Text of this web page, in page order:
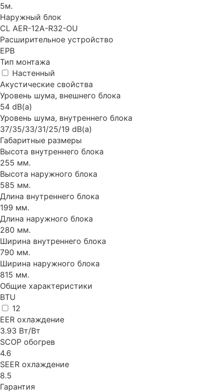
5м.
Наружный блок
CL AER-12A-R32-OU
Расширительное устройство
EPB
Тип монтажа
Настенный
Акустические свойства
Уровень шума, внешнего блока
54 dB(a)
Уровень шума, внутреннего блока
37/35/33/31/25/19 dB(a)
Габаритные размеры
Высота внутреннего блока
255 мм.
Высота наружного блока
585 мм.
Длина внутреннего блока
199 мм.
Длина наружного блока
280 мм.
Ширина внутреннего блока
790 мм.
Ширина наружного блока
815 мм.
Общие характеристики
BTU
12
EER охлаждение
3.93 Вт/Вт
SCOP обогрев
4.6
SEER охлаждение
8.5
Гарантия